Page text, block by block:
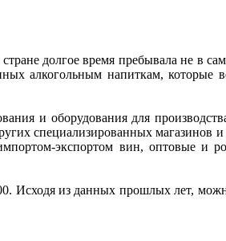
долгое время пребывала не в
алкогольным напиткам, которые
и оборудования для
специализированных
экспортом вин, оптовые и
из данных прошлых лет,